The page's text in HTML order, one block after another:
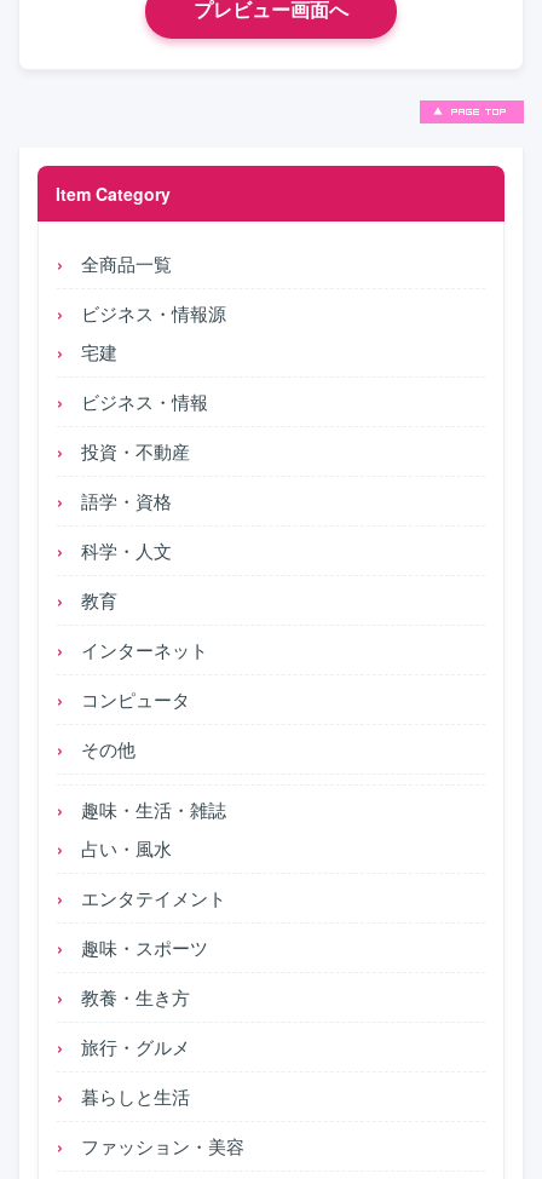
Item Category
全商品一覧
ビジネス・情報源
宅建
ビジネス・情報
投資・不動産
語学・資格
科学・人文
教育
インターネット
コンピュータ
その他
趣味・生活・雑誌
占い・風水
エンタテイメント
趣味・スポーツ
教養・生き方
旅行・グルメ
暮らしと生活
ファッション・美容